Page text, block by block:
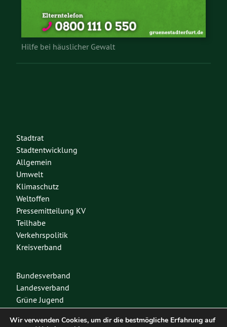
Hilfe bei häuslicher Gewalt
Stadtrat
Stadtentwicklung
Allgemein
Umwelt
Klimaschutz
Weltoffen
Pressemitteilung KV
Teilhabe
Verkehrspolitik
Kreisverband
Bundesverband
Landesverband
Grüne Jugend
Spenden
Mitglied werden
Wir verwenden Cookies, um dir die bestmögliche Erfahrung auf